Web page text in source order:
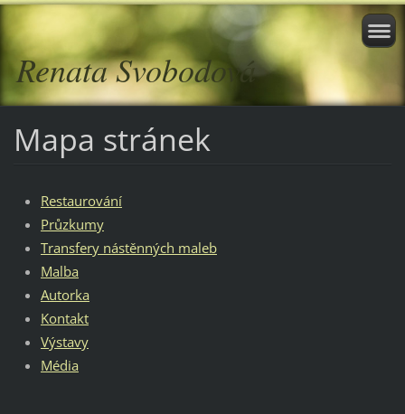
Renata Svobodová
Mapa stránek
Restaurování
Průzkumy
Transfery nástěnných maleb
Malba
Autorka
Kontakt
Výstavy
Média